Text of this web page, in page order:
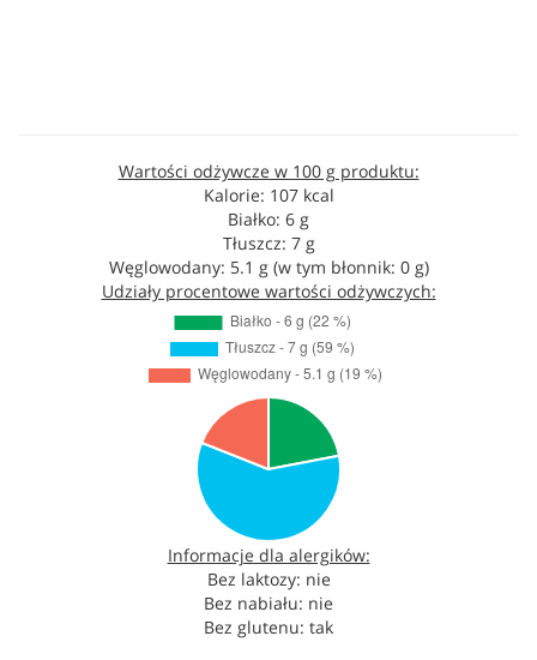
Wartości odżywcze w 100 g produktu:
Kalorie: 107 kcal
Białko: 6 g
Tłuszcz: 7 g
Węglowodany: 5.1 g (w tym błonnik: 0 g)
Udziały procentowe wartości odżywczych:
Informacje dla alergików:
Bez laktozy: nie
Bez nabiału: nie
Bez glutenu: tak